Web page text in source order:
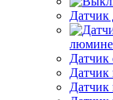
Датчик
Датчик